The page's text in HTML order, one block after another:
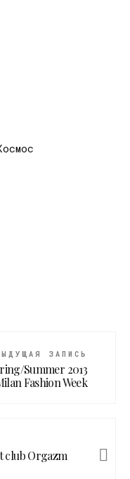
ЗАПИСЬ
Summer 2013
Fashion Week
club Orgazm